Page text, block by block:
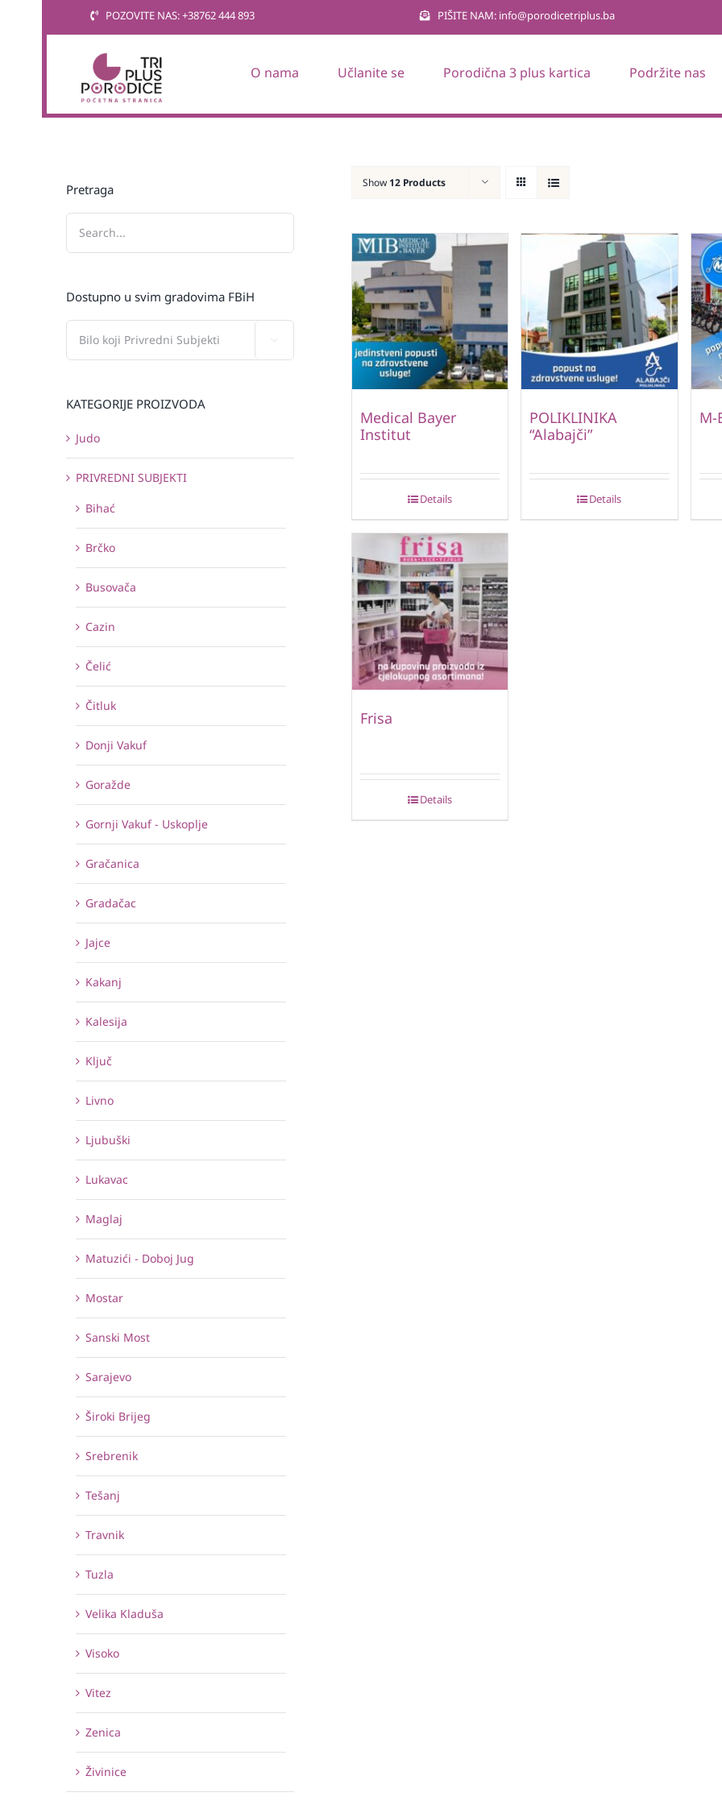
POZOVITE NAS: +38762 444 893 PIŠITE NAM: info@porodicetriplus.ba
O nama Učlanite se Porodična 3 plus kartica Podržite nas
Show 12 Products
Medical Bayer
Institut
Details
POLIKLINIKA
“Alabajči”
Details
M-
Frisa
Details
Pretraga
Dostupno u svim gradovima FBiH
KATEGORIJE PROIZVODA
Judo
PRIVREDNI SUBJEKTI
Bihać
Brčko
Busovača
Cazin
Čelić
Čitluk
Donji Vakuf
Goražde
Gornji Vakuf - Uskoplje
Gračanica
Gradačac
Jajce
Kakanj
Kalesija
Ključ
Livno
Ljubuški
Lukavac
Maglaj
Matuzići - Doboj Jug
Mostar
Sanski Most
Sarajevo
Široki Brijeg
Srebrenik
Tešanj
Travnik
Tuzla
Velika Kladuša
Visoko
Vitez
Zenica
Živinice